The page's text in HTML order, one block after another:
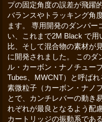
プの固定角度の誤差が飛躍
バランスやトラッキング角
ます。 専用開発のダンパ
い、これまで2M Black で
比、そして混合物の素材が
に開発されました。 このダ
ル・カーボン・ナノチュー
Tubes、MWCNT）と呼ば
素微粒子（カーボン・ナノ
とで、カンチレバーの動き
れぞれが最良となるよう配
カートリッジの振動系であ